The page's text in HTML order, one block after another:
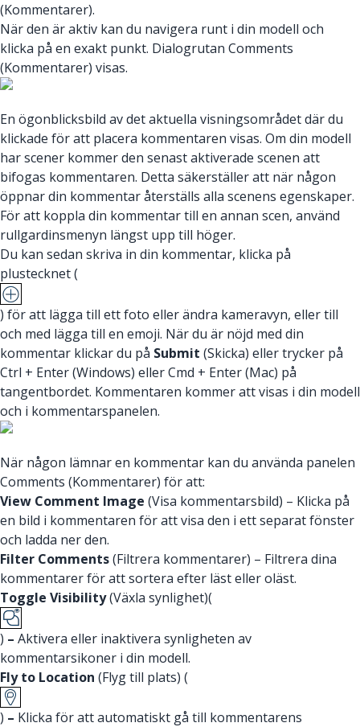
(Kommentarer).
När den är aktiv kan du navigera runt i din modell och
klicka på en exakt punkt. Dialogrutan Comments
(Kommentarer) visas.
En ögonblicksbild av det aktuella visningsområdet där du
klickade för att placera kommentaren visas. Om din modell
har scener kommer den senast aktiverade scenen att
bifogas kommentaren. Detta säkerställer att när någon
öppnar din kommentar återställs alla scenens egenskaper.
För att koppla din kommentar till en annan scen, använd
rullgardinsmenyn längst upp till höger.
Du kan sedan skriva in din kommentar, klicka på
plustecknet (
) för att lägga till ett foto eller ändra kameravyn, eller till
och med lägga till en emoji. När du är nöjd med din
kommentar klickar du på Submit (Skicka) eller trycker på
Ctrl + Enter (Windows) eller Cmd + Enter (Mac) på
tangentbordet. Kommentaren kommer att visas i din modell
och i kommentarspanelen.
När någon lämnar en kommentar kan du använda panelen
Comments (Kommentarer) för att:
View Comment Image (Visa kommentarsbild) – Klicka på
en bild i kommentaren för att visa den i ett separat fönster
och ladda ner den.
Filter Comments(Filtrera kommentarer) – Filtrera dina
kommentarer för att sortera efter läst eller oläst.
Toggle Visibility(Växla synlighet)(
) – Aktivera eller inaktivera synligheten av
kommentarsikoner i din modell.
Fly to Location (Flyg till plats) (
) – Klicka för att automatiskt gå till kommentarens